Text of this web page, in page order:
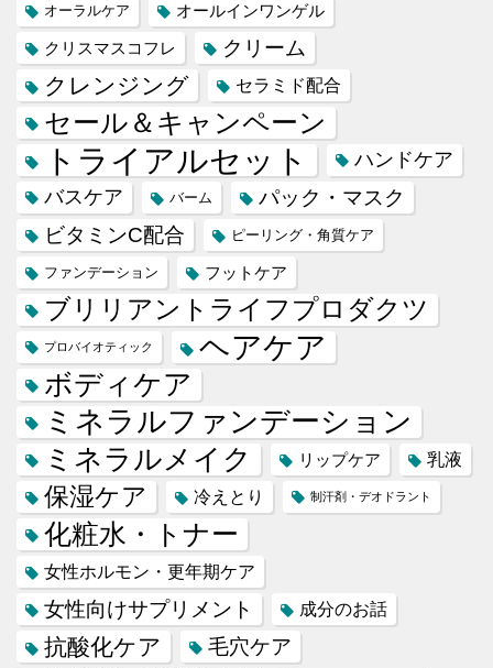
オーラルケア
オールインワンゲル
クリスマスコフレ
クリーム
クレンジング セラミド配合
セール＆キャンペーン
トライアルセット
ハンドケア
バスケア
バーム
パック・マスク
ビタミンC配合
ピーリング・角質ケア
ファンデーション フットケア
ブリリアントライフプロダクツ
プロバイオティック ヘアケア
ボディケア
ミネラルファンデーション
ミネラルメイク リップケア 乳液
保湿ケア 冷えとり 制汗剤・デオドラント
化粧水・トナー
女性ホルモン・更年期ケア
女性向けサプリメント 成分のお話
抗酸化ケア 毛穴ケア